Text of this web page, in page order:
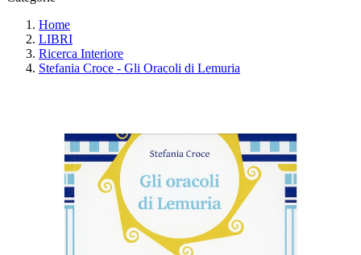
Home
LIBRI
Ricerca Interiore
Stefania Croce - Gli Oracoli di Lemuria